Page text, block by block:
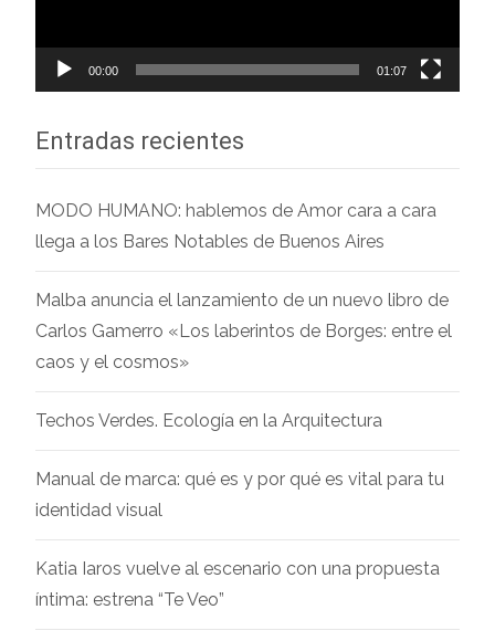
00:00 01:07
Entradas recientes
MODO HUMANO: hablemos de Amor cara a cara
llega a los Bares Notables de Buenos Aires
Malba anuncia el lanzamiento de un nuevo libro de
Carlos Gamerro «Los laberintos de Borges: entre el
caos y el cosmos»
Techos Verdes. Ecología en la Arquitectura
Manual de marca: qué es y por qué es vital para tu
identidad visual
Katia Iaros vuelve al escenario con una propuesta
íntima: estrena “Te Veo”